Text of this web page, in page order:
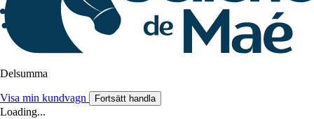
Delsumma
Visa min kundvagn Fortsätt handla
Loading...